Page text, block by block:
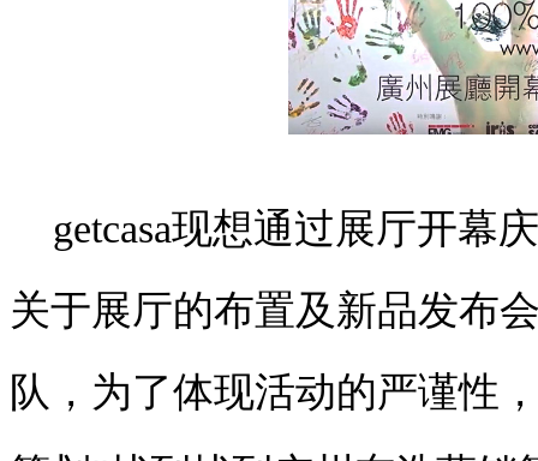
getcasa现想通过展厅开幕
关于展厅的布置及新品发布
队，为了体现活动的严谨性